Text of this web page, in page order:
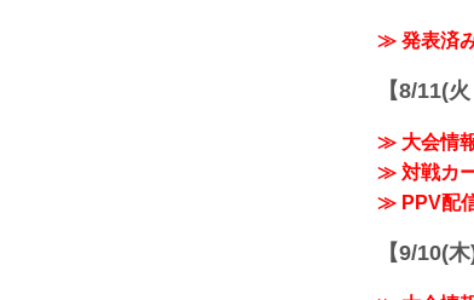
≫ 発表済
【8/11(
≫ 大会情
≫ 対戦カ
≫ PPV配
【9/10(